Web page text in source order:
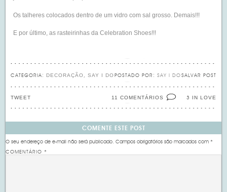
Os talheres colocados dentro de um vidro com sal grosso. Demais!!!
E por último, as rasteirinhas da Celebration Shoes!!!
CATEGORIA: DECORAÇÃO ,SAY I DO SALVAR POST
POSTADO POR: SAY I DO
3 IN LOVE
11 COMENTÁRIOS
TWEET
COMENTE ESTE POST
O seu endereço de e-mail não será publicado. Campos obrigatórios são marcados com*
COMENTÁRIO*